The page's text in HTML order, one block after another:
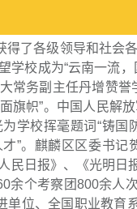
得了各级领导和社会
学校成为“云南一流，
常务副主任丹增赞
旗帜”。中国人民解
学校挥毫题词“铸
”。麒麟区区委书
民日报》、《光明日
余个考察团800余人
单位、全国职业教